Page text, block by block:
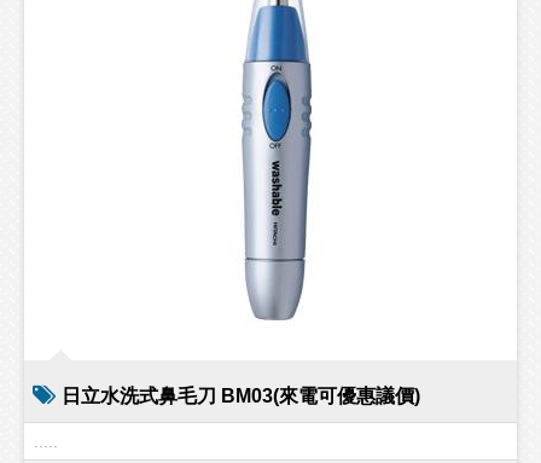
日立水洗式鼻毛刀 BM03(來電可優惠議價)